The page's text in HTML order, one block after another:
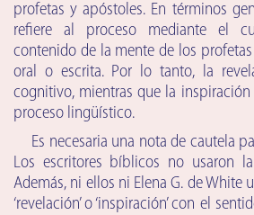
profetas y apóstoles. En términos
refiere al proceso mediante el
contenido de la mente de los
oral o escrita. Por lo tanto, la
cognitivo, mientras que la
proceso lingüístico.
Es necesaria una nota de cautela
Los escritores bíblicos no usaron la
Además, ni ellos ni Elena G. de White
‘revelación’ o ‘inspiración’ con el